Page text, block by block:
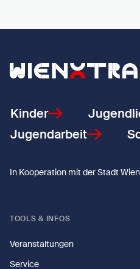
Zurück zur Startseite
Kinder
Jugendarbeit
In Kooperation mit der Stadt Wien
TOOLS & INFOS
Veranstaltungen
Service